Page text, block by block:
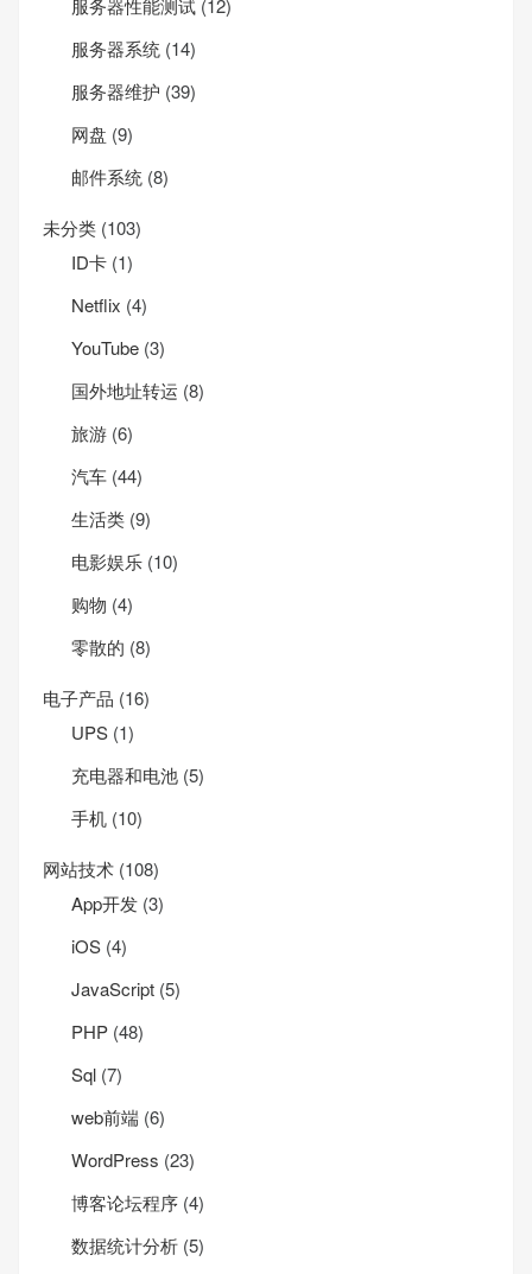
服务器性能测试 (12)
服务器系统 (14)
服务器维护 (39)
网盘 (9)
邮件系统 (8)
未分类 (103)
ID卡 (1)
Net­flix (4)
YouTube (3)
国外地址转运 (8)
旅游 (6)
汽车 (44)
生活类 (9)
电影娱乐 (10)
购物 (4)
零散的 (8)
电子产品 (16)
UPS (1)
充电器和电池 (5)
手机 (10)
网站技术 (108)
App开发 (3)
iOS (4)
JavaScript (5)
PHP (48)
Sql (7)
web前端 (6)
WordPress (23)
博客论坛程序 (4)
数据统计分析 (5)